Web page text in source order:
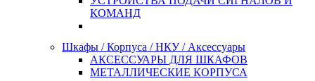
КОМАНД
Шкафы / Корпуса / НКУ / Аксессуары
АКСЕССУАРЫ ДЛЯ ШКАФОВ
МЕТАЛЛИЧЕСКИЕ КОРПУСА